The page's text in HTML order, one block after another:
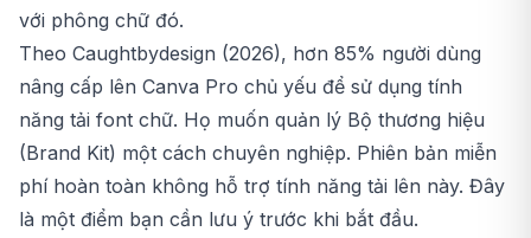
với phông chữ đó.
Theo Caughtbydesign (2026), hơn 85% người dùng
nâng cấp lên Canva Pro chủ yếu để sử dụng tính
năng tải font chữ. Họ muốn quản lý Bộ thương hiệu
(Brand Kit) một cách chuyên nghiệp. Phiên bản miễn
phí hoàn toàn không hỗ trợ tính năng tải lên này. Đây
là một điểm bạn cần lưu ý trước khi bắt đầu.